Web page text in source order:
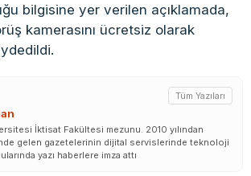
bilgisine yer verilen açıklamada,
kamerasını ücretsiz olarak
Tüm Yazıları
İktisat Fakültesi mezunu. 2010 yılından
gelen gazetelerinin dijital servislerinde teknoloji
yazı haberlere imza attı